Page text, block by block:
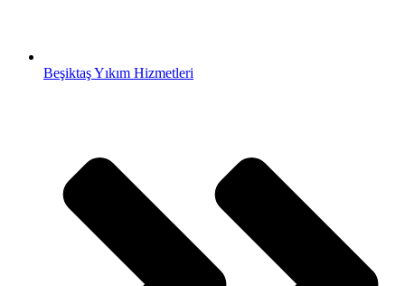
Beşiktaş Yıkım Hizmetleri